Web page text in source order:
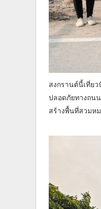
สงกรานต์นี้เที่ย
ปลอดภัยทางถน
สร้างพื้นที่สวมห